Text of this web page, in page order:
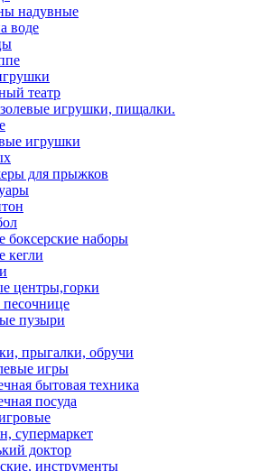
надувные
воде
театр
игрушки, пищалки.
игрушки
для прыжков
боксерские наборы
кегли
центры,горки
пузыри
прыгалки, обручи
игры
бытовая техника
посуда
супермаркет
доктор
инструменты